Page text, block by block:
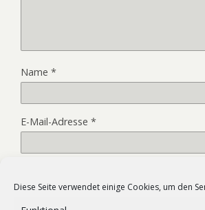
Diese Seite verwendet einige Cookies, um den
Name *
E-Mail-Adresse *